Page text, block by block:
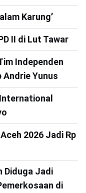
Karung’
II di Lut Tawar
Independen
Yunus
2026 Jadi Rp
Diduga Jadi
di